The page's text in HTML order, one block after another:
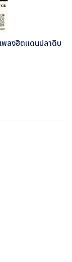
พลงฮิตแดนปลาดิบ